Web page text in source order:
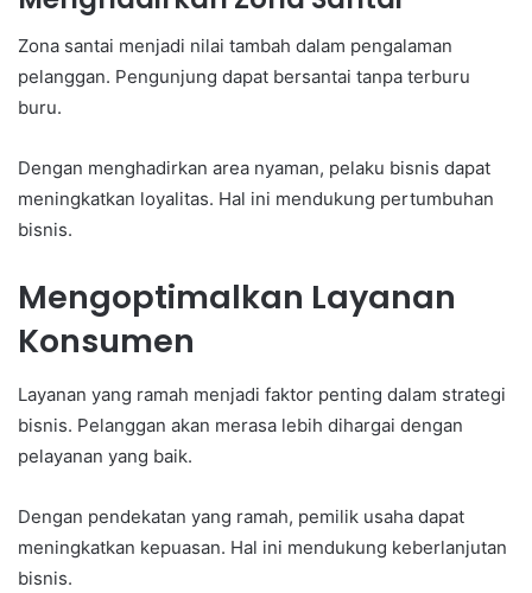
Zona santai menjadi nilai tambah dalam pengalaman
pelanggan. Pengunjung dapat bersantai tanpa terburu
buru.
Dengan menghadirkan area nyaman, pelaku bisnis dapat
meningkatkan loyalitas. Hal ini mendukung pertumbuhan
bisnis.
Mengoptimalkan Layanan
Konsumen
Layanan yang ramah menjadi faktor penting dalam strategi
bisnis. Pelanggan akan merasa lebih dihargai dengan
pelayanan yang baik.
Dengan pendekatan yang ramah, pemilik usaha dapat
meningkatkan kepuasan. Hal ini mendukung keberlanjutan
bisnis.